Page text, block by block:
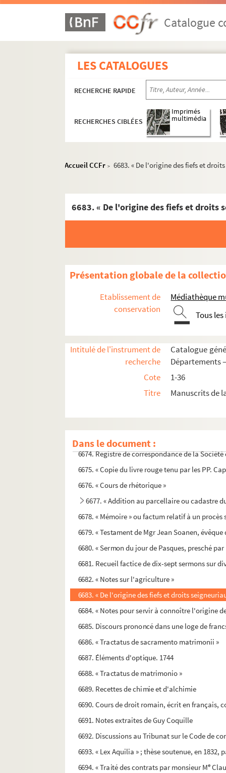
Catalogue
LES CATALOGUES
RECHERCHE RAPIDE
RECHERCHES CIBLÉES
Imprimés
multimédia
Accueil CCFr > 6683. « De l'origine des fiefs et
6683. « De l'origine des fiefs et droits
Présentation globale de la
Etablissement de
conservation
Médiathèque
Tous
Intitulé de l'instrument de
recherche
Catalogue
Départements
Cote
1-36
Titre
Manuscrits de
Dans le document :
6662. Indults et priviléges de l'Ordre des Frères
6663. Évangiles des dimanches et principales
6664. Remèdes pour les maladies. Manière
6665. « Recognoissances des servis deubz au
6667. « Mémoire sur le Languedoc, dressé par
6668. Mémoires de M. Raimond Juvénis,
6669. Histoire générale des Alpes Maritimes
6670. « Cursus philosophicus, authore
6673. Registre des procès-verbaux de la
6674. Registre de correspondance de la
6675. « Copie du livre rouge tenu par les PP.
6676. « Cours de rhétorique »
6677. « Addition au parcellaire ou cadastre
6678. « Mémoire » ou factum relatif à un
6679. « Testament de Mgr Jean Soanen,
6680. « Sermon du jour de Pasques, presché
6681. Recueil factice de dix-sept sermons sur
6682. « Notes sur l'agriculture »
6683. « De l'origine des fiefs et droits
6684. « Notes pour servir à connoître l'origine
6685. Discours prononcé dans une loge de
6686. « Tractatus de sacramento matrimonii »
6687. Éléments d'optique. 1744
6688. « Tractatus de matrimonio »
6689. Recettes de chimie et d'alchimie
6690. Cours de droit romain, écrit en français,
6691. Notes extraites de Guy Coquille
6692. Discussions au Tribunat sur le Code de
6693. « Lex Aquilia » ; thèse soutenue, en 1832,
6694. « Traité des contrats par monsieur Me